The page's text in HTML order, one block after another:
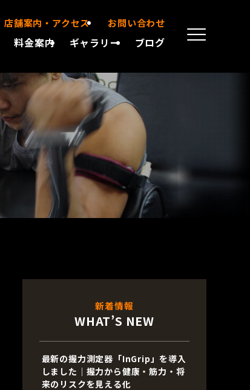
料金案内 ギャラリー ブログ
店舗案内・アクセス お問い合わせ
新着情報
WHAT’S NEW
最新の握力測定器「InGrip」を導入
しました｜握力から健康・筋力・将
来のリスクを見える化